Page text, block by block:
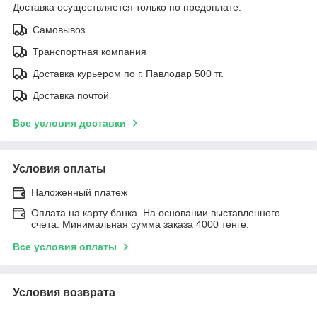
Доставка осуществляется только по предоплате.
Самовывоз
Транспортная компания
Доставка курьером по г. Павлодар 500 тг.
Доставка почтой
Все условия доставки
Условия оплаты
Наложенный платеж
Оплата на карту банка. На основании выставленного
счета. Минимальная сумма заказа 4000 тенге.
Все условия оплаты
Условия возврата